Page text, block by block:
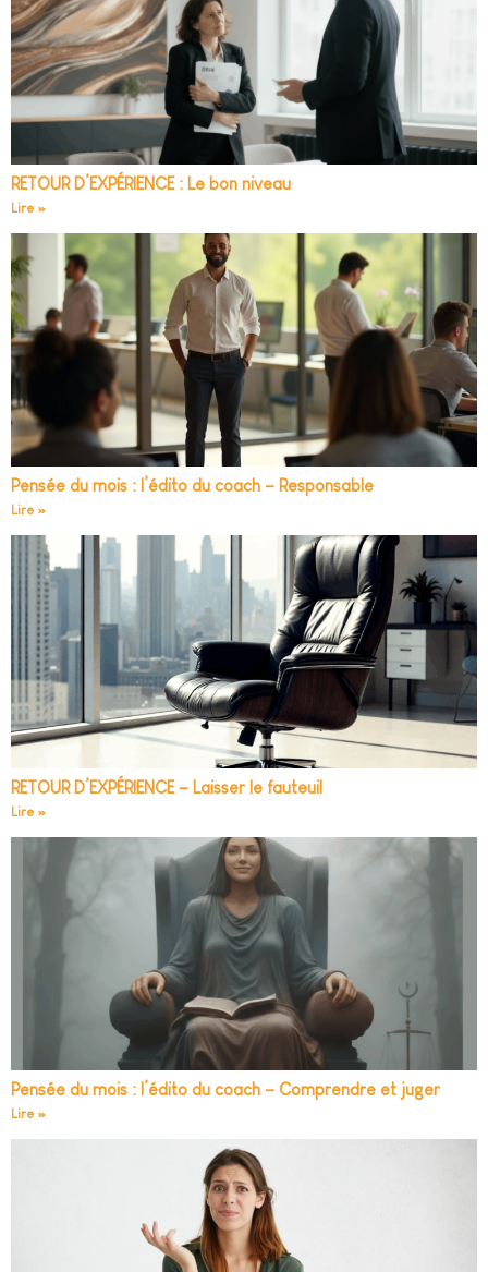
RETOUR D’EXPÉRIENCE : Le bon niveau
Lire »
Pensée du mois : l’édito du coach – Responsable
Lire »
RETOUR D’EXPÉRIENCE – Laisser le fauteuil
Lire »
Pensée du mois : l’édito du coach – Comprendre et juger
Lire »